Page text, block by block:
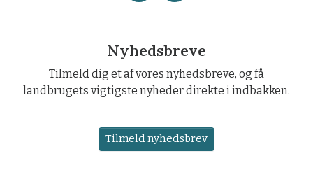
Nyhedsbreve
Tilmeld dig et af vores nyhedsbreve, og få
landbrugets vigtigste nyheder direkte i indbakken.
Tilmeld nyhedsbrev